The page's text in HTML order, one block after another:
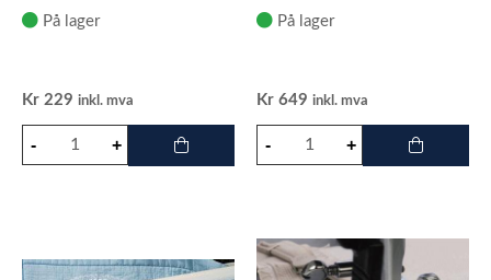
På lager
Kr 229 inkl. mva
På lager
Kr 649 inkl. mva